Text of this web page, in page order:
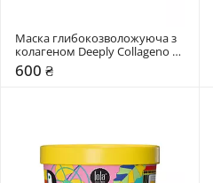
Маска глибокозволожуюча з
колагеном Deeply Collageno
Hydrating Hair Mask
600 ₴